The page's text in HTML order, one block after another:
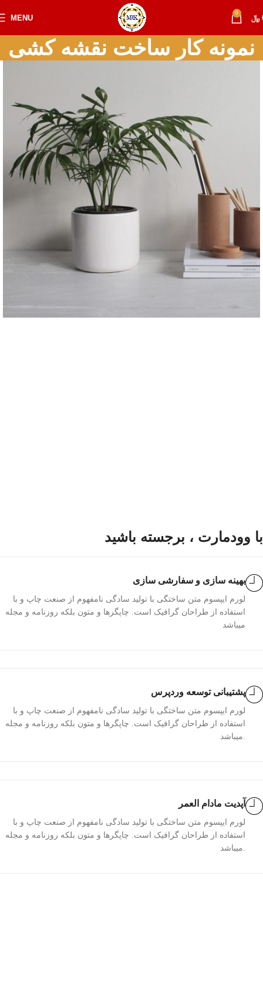
MENU
0
﷼
نمونه کار ساخت نقشه کشی
با وودمارت ، برجسته باشید
بهینه سازی و سفارشی سازی
لورم ایپسوم متن ساختگی با تولید سادگی نامفهوم از صنعت چاپ و با
استفاده از طراحان گرافیک است. چاپگرها و متون بلکه روزنامه و مجله
میباشد
پشتیبانی توسعه وردپرس
لورم ایپسوم متن ساختگی با تولید سادگی نامفهوم از صنعت چاپ و با
استفاده از طراحان گرافیک است. چاپگرها و متون بلکه روزنامه و مجله
میباشد.
آپدیت مادام العمر
لورم ایپسوم متن ساختگی با تولید سادگی نامفهوم از صنعت چاپ و با
استفاده از طراحان گرافیک است. چاپگرها و متون بلکه روزنامه و مجله
میباشد.